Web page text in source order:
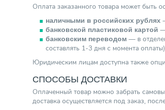
Оплата заказанного товара может быть
наличными в российских рублях
банковской пластиковой картой
банковским переводом — в
составлять 1-3 дня с момента
Юридическим лицам доступна также
СПОСОБЫ ДОСТАВКИ
Оплаченный товар можно забрать
доставка осуществляется под заказ,